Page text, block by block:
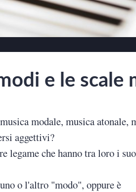
e le scale
modale, musica atonale,
aggettivi?
legame che hanno tra loro i
o l'altro "modo", oppure è